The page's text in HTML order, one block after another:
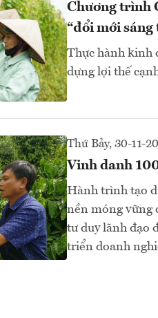
Chương trình
“đổi mới
Thực hành kinh
dựng lợi thế
Thứ Bảy, 30-11-
Vinh danh
Hành trình tạo
nền móng vững
tư duy lãnh đạo
triển doanh